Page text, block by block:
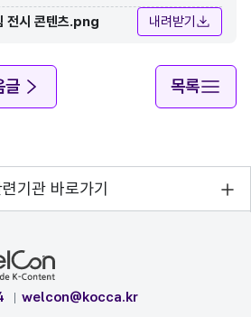
전시 콘텐츠.png 내려받기
글 목록
기관 바로가기
welcon@kocca.kr